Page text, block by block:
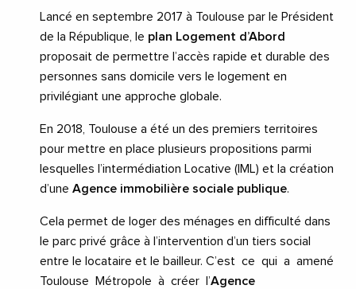
Lancé en septembre 2017 à Toulouse par le Président
de la République, le plan Logement d’Abord
proposait de permettre l’accès rapide et durable des
personnes sans domicile vers le logement en
privilégiant une approche globale.
En 2018, Toulouse a été un des premiers territoires
pour mettre en place plusieurs propositions parmi
lesquelles l’intermédiation Locative (IML) et la création
d’une Agence immobilière sociale publique.
Cela permet de loger des ménages en difficulté dans
le parc privé grâce à l’intervention d’un tiers social
entre le locataire et le bailleur. C’est ce qui a amené
Toulouse Métropole à créer l’Agence